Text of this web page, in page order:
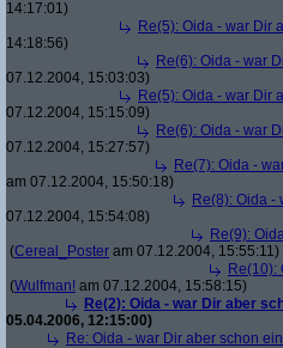
14:17:01)
Re(5): Oida - war Dir
14:18:56)
Re(6): Oida - war
07.12.2004, 15:03:03)
Re(5): Oida - war Dir
07.12.2004, 15:15:09)
Re(6): Oida - war
07.12.2004, 15:27:57)
Re(7): Oida -
am 07.12.2004, 15:50:18)
Re(8): Oida -
07.12.2004, 15:54:08)
Re(9):
(Cereal_Poster am 07.12.2004, 15:55:11)
Re(10):
(Wulfman! am 07.12.2004, 15:58:15)
Re(2): Oida - war Dir aber
05.04.2006, 12:15:00)
Re: Oida - war Dir aber schon